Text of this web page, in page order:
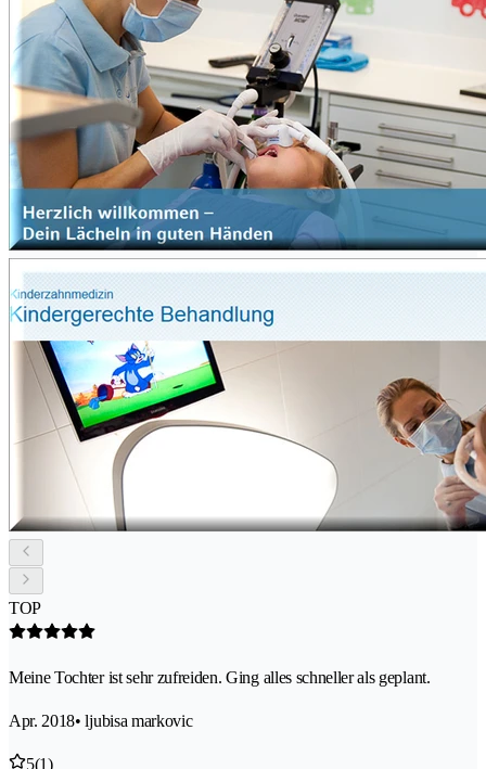
TOP
Meine Tochter ist sehr zufreiden. Ging alles schneller als geplant.
Apr. 2018• ljubisa markovic
5(1)